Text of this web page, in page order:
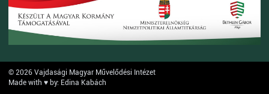
© 2026 Vajdasági Magyar Művelődési Intézet
Made with ♥ by: Edina Kabách